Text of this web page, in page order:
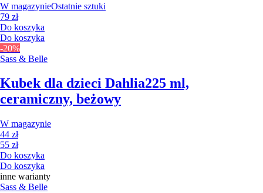
W magazynieOstatnie sztuki
79 zł
Do koszyka
Do koszyka
-20%
Sass & Belle
Kubek dla dzieci Dahlia225 ml,
ceramiczny, beżowy
W magazynie
44 zł
55 zł
Do koszyka
Do koszyka
inne warianty
Sass & Belle